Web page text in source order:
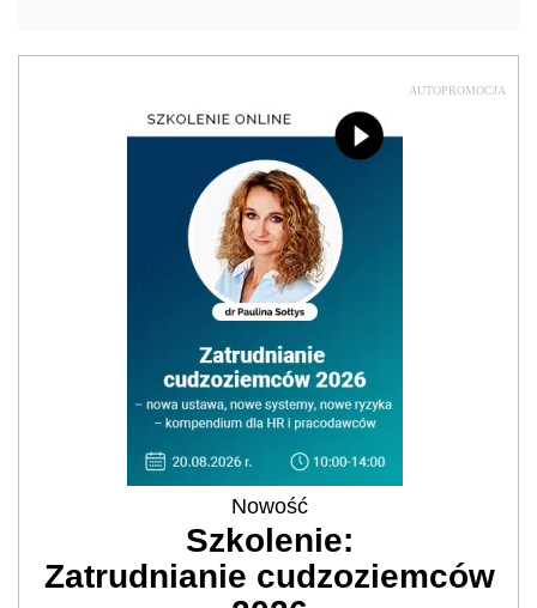
AUTOPROMOCJA
Nowość
Szkolenie:
Zatrudnianie cudzoziemców